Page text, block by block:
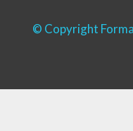
© Copyright